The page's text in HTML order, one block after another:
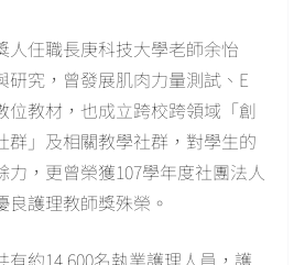
人任職長庚科技大學老師余怡
研究，曾發展肌肉力量測試、E
位教材，也成立跨校跨領域「創
群」及相關教學社群，對學生的
力，更曾榮獲107學年度社團法人
良護理教師獎殊榮。
約14,600名執業護理人員，護